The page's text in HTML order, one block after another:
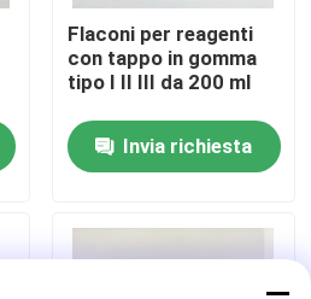
Flaconi per reagenti
con tappo in gomma
tipo I II III da 200 ml
Invia richiesta